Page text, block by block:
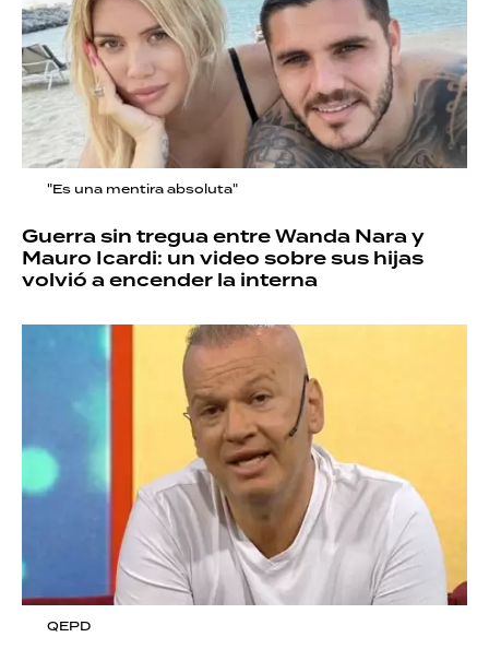
"Es una mentira absoluta"
Guerra sin tregua entre Wanda Nara y
Mauro Icardi: un video sobre sus hijas
volvió a encender la interna
QEPD